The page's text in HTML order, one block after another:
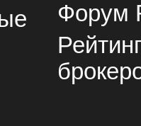
Форум